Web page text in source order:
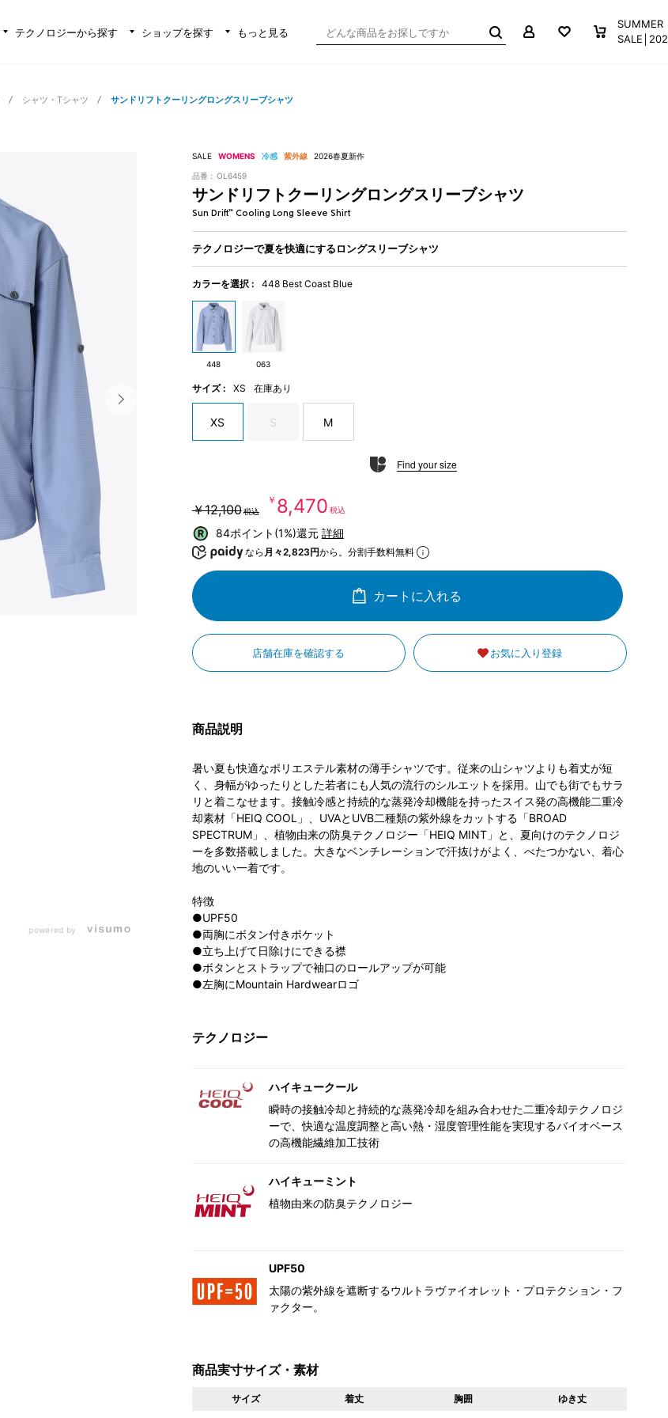
テクノロジーから探す ショップを探す もっと見る
お気に入り買い物か
SUMMER
シャツ・Tシャツ サンドリフトクーリングロングスリーブシャツ
powered by
SALE WOMENS 冷感 紫外線 2026春夏新作
品番 : OL6459
サンドリフトクーリングロングスリーブシャツ
Sun Drift™ Cooling Long Sleeve Shirt
テクノロジーで夏を快適にするロングスリーブシャツ
カラーを選択 : 448 Best Coast Blue
448 063
サイズ : XS 在庫あり
XS S M
Find your size
￥12,100税込 ￥8,470 税込
84ポイント(1%)還元 詳細
なら 月々2,823円から。分割手数料無料
カートに入れる
店舗在庫を確認する お気に入り登録
商品説明
暑い夏も快適なポリエステル素材の薄手シャツです。従来の山シャツよりも着丈が短
く、身幅がゆったりとした若者にも人気の流行のシルエットを採用。山でも街でもサラ
リと着こなせます。接触冷感と持続的な蒸発冷却機能を持ったスイス発の高機能二重冷
却素材「HEIQ COOL」、UVAとUVB二種類の紫外線をカットする「BROAD
SPECTRUM」、植物由来の防臭テクノロジー「HEIQ MINT」と、夏向けのテクノロジ
ーを多数搭載しました。大きなベンチレーションで汗抜けがよく、べたつかない、着心
地のいい一着です。
特徴
●UPF50
●両胸にボタン付きポケット
●立ち上げて日除けにできる襟
●ボタンとストラップで袖口のロールアップが可能
●左胸にMountain Hardwearロゴ
テクノロジー
ハイキュークール
瞬時の接触冷却と持続的な蒸発冷却を組み合わせた二重冷却テクノロジ
ーで、快適な温度調整と高い熱・湿度管理性能を実現するバイオベース
の高機能繊維加工技術
ハイキューミント
植物由来の防臭テクノロジー
UPF50
太陽の紫外線を遮断するウルトラヴァイオレット・プロテクション・フ
ァクター。
商品実寸サイズ・素材
サイズ 着丈 胸囲
ゆき丈